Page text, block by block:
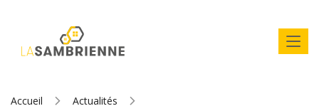
Accueil Actualités